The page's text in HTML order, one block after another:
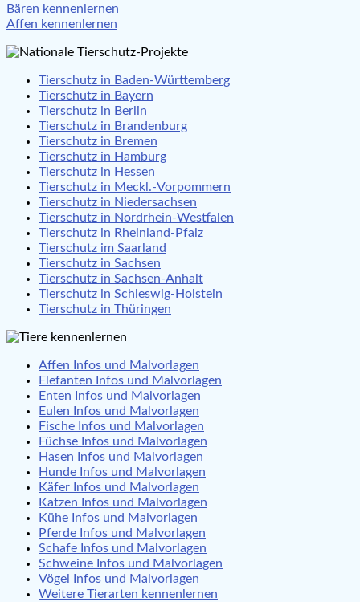
Beitragsnavigation
Bären kennenlernen
Affen kennenlernen
Tierschutz in Baden-Württemberg
Tierschutz in Bayern
Tierschutz in Berlin
Tierschutz in Brandenburg
Tierschutz in Bremen
Tierschutz in Hamburg
Tierschutz in Hessen
Tierschutz in Meckl.-Vorpommern
Tierschutz in Niedersachsen
Tierschutz in Nordrhein-Westfalen
Tierschutz in Rheinland-Pfalz
Tierschutz im Saarland
Tierschutz in Sachsen
Tierschutz in Sachsen-Anhalt
Tierschutz in Schleswig-Holstein
Tierschutz in Thüringen
Affen Infos und Malvorlagen
Elefanten Infos und Malvorlagen
Enten Infos und Malvorlagen
Eulen Infos und Malvorlagen
Fische Infos und Malvorlagen
Füchse Infos und Malvorlagen
Hasen Infos und Malvorlagen
Hunde Infos und Malvorlagen
Käfer Infos und Malvorlagen
Katzen Infos und Malvorlagen
Kühe Infos und Malvorlagen
Pferde Infos und Malvorlagen
Schafe Infos und Malvorlagen
Schweine Infos und Malvorlagen
Vögel Infos und Malvorlagen
Weitere Tierarten kennenlernen